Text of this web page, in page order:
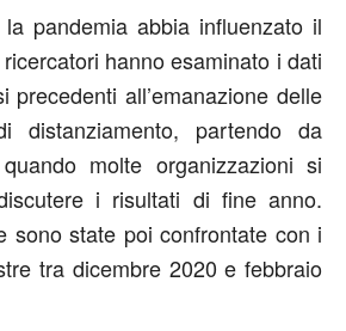
pandemia abbia influenzato il
hanno esaminato i dati
precedenti all’emanazione delle
distanziamento, partendo da
molte organizzazioni si
i risultati di fine anno.
sono state poi confrontate con i
tra dicembre 2020 e febbraio